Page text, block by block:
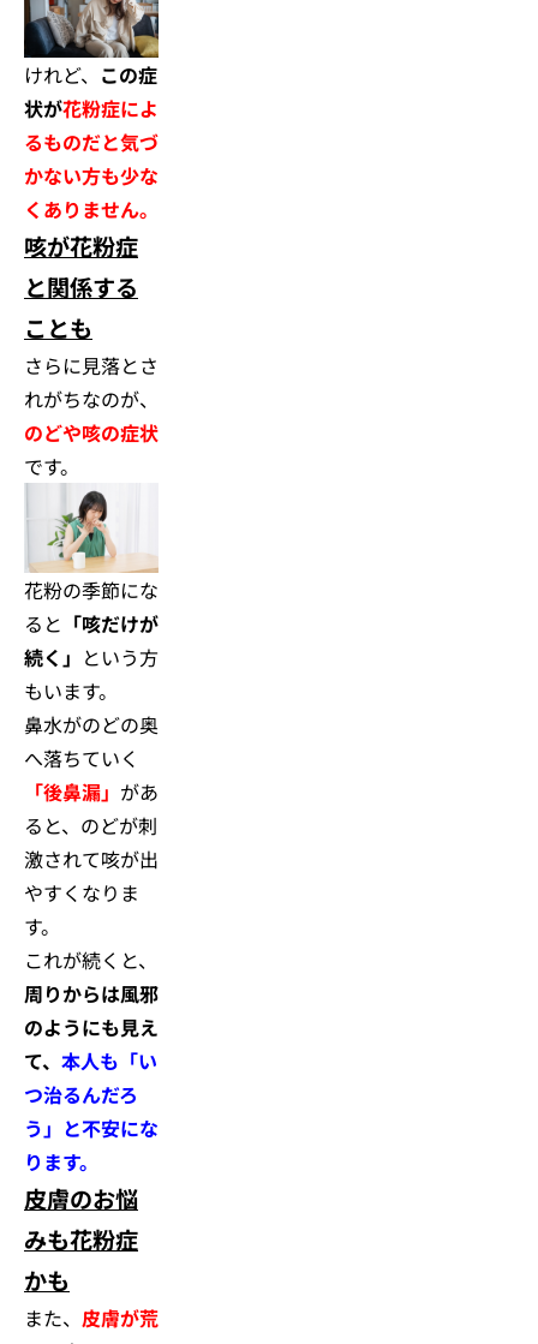
けれど、 この症
状が花粉症によ
るものだと気づ
かない方も少な
くありません。
咳が花粉症
と関係する
ことも
さらに見落とさ
れがちなのが、
のどや咳の症状
です。
花粉の季節にな
ると 「咳だけが
続く」 という方
もいます。
鼻水がのどの奥
へ落ちていく
「後鼻漏」 があ
ると、のどが刺
激されて咳が出
やすくなりま
す。
これが続くと、
周りからは風邪
のようにも見え
て、 本人も「い
つ治るんだろ
う」と不安にな
ります。
皮膚のお悩
みも花粉症
かも
また、 皮膚が荒